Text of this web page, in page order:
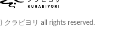
クラビヨリ all rights reserved.